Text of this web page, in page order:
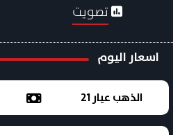
تصويت
اسعار اليوم
الذهب عيار 21